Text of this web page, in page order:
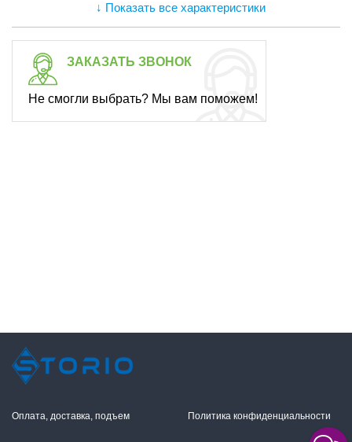
↓ Показать все характеристики
ЗАКАЗАТЬ ЗВОНОК
Не смогли выбрать? Мы вам поможем!
Оплата, доставка, подъем Политика конфиденциальности